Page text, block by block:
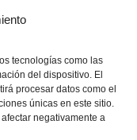
tecnologías como las
del dispositivo. El
procesar datos como el
únicas en este sitio.
negativamente a
(+34)
935